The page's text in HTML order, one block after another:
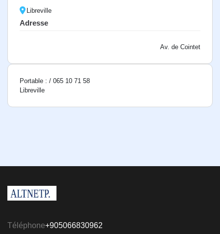
Libreville
Adresse
Av. de Cointet
Portable : / 065 10 71 58
Libreville
Téléphone+905066830962